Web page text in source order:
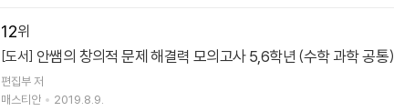
12
[도서] 안쌤의 창의적 문제 해결력 모의고사 5,6학년 (수학 과학 공통)
편집부 저
매스티안
2019.8.9.